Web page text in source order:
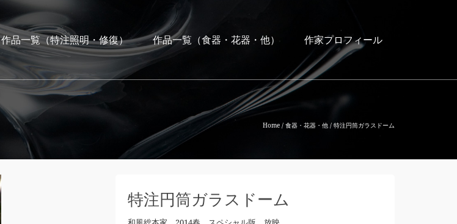
作品一覧（特注照明・修復） 作品一覧（食器・花器・他） 作家プロフィール
Home / 食器・花器・他 / 特注円筒ガラスドーム
特注円筒ガラスドーム